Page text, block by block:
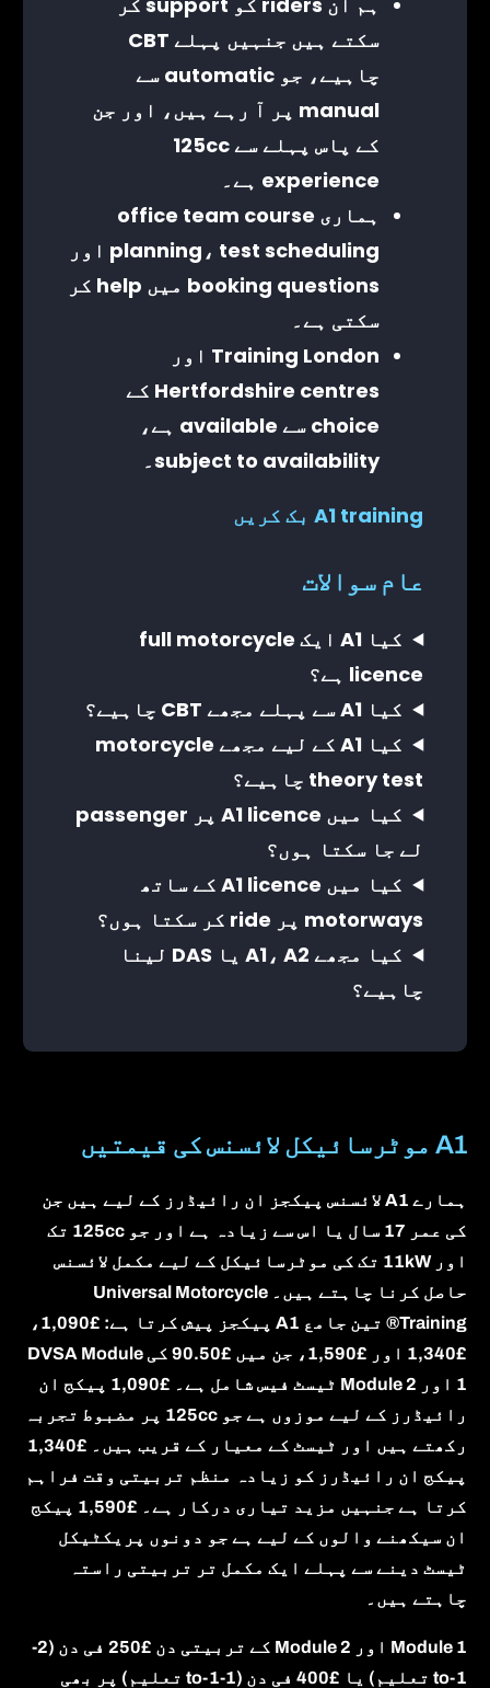
سکتے ہیں جنہیں پہلے CBT
چاہیے، جو automatic سے
manual پر آ رہے ہیں، اور جن
کے پاس پہلے سے 125cc
experience ہے۔
ہماری office team course
planning، test scheduling اور
booking questions میں help کر
سکتی ہے۔
Training London اور
Hertfordshire centres کے
choice سے available ہے،
subject to availability۔
A1 training بک کریں
عام سوالات
کیا A1 ایک full motorcycle
licence ہے؟
کیا A1 سے پہلے مجھے CBT چاہیے؟
کیا A1 کے لیے مجھے motorcycle
theory test چاہیے؟
کیا میں A1 licence پر passenger
لے جا سکتا ہوں؟
کیا میں A1 licence کے ساتھ
motorways پر ride کر سکتا ہوں؟
کیا مجھے A1، A2 یا DAS لینا
چاہیے؟
A1 موٹرسائیکل لائسنس کی قیمتیں
ہمارے A1 لائسنس پیکجز ان رائیڈرز کے لیے ہیں جن
کی عمر 17 سال یا اس سے زیادہ ہے اور جو 125cc تک
اور 11kW تک کی موٹرسائیکل کے لیے مکمل لائسنس
حاصل کرنا چاہتے ہیں۔ Universal Motorcycle
Training® تین جامع A1 پیکجز پیش کرتا ہے: £1,090،
£1,340 اور £1,590، جن میں £90.50 کی DVSA Module
1 اور Module 2 ٹیسٹ فیس شامل ہے۔ £1,090 پیکج ان
رائیڈرز کے لیے موزوں ہے جو 125cc پر مضبوط تجربہ
رکھتے ہیں اور ٹیسٹ کے معیار کے قریب ہیں۔ £1,340
پیکج ان رائیڈرز کو زیادہ منظم تربیتی وقت فراہم
کرتا ہے جنہیں مزید تیاری درکار ہے۔ £1,590 پیکج
ان سیکھنے والوں کے لیے ہے جو دونوں پریکٹیکل
ٹیسٹ دینے سے پہلے ایک مکمل تر تربیتی راستہ
چاہتے ہیں۔
Module 1 اور Module 2 کے تربیتی دن £250 فی دن (2-
to-1 تعلیم) یا £400 فی دن (1-to-1 تعلیم) پر بھی